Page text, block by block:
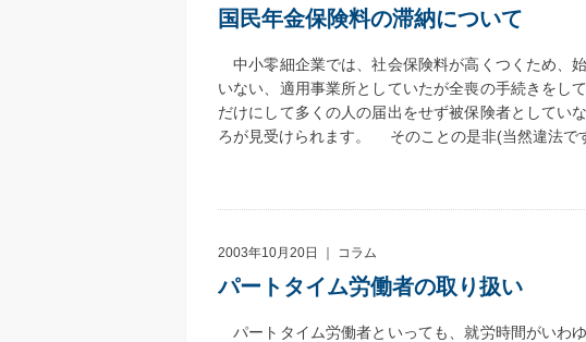
国民年金保険料の滞納について
中小零細企業では、社会保険料が高くつくため、
いない、適用事業所としていたが全喪の手続きをし
だけにして多くの人の届出をせず被保険者としてい
ろが見受けられます。 そのことの是非(当然違法で
2003年10月20日 ｜ コラム
パートタイム労働者の取り扱い
パートタイム労働者といっても、就労時間がいわ